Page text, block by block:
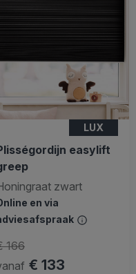
LUX
easylift
zwart
en via
€ 133
166